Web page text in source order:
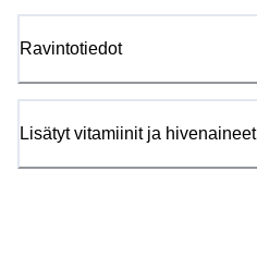
Ravintotiedot
Lisätyt vitamiinit ja hivenaineet